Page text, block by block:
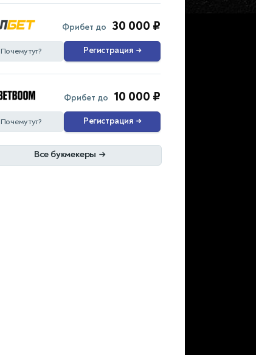
Фрибет до 30 000 ₽
Почему тут? Регистрация →
Фрибет до 10 000 ₽
Почему тут? Регистрация →
Все букмекеры →